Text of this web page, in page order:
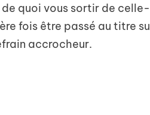
quoi vous sortir de
fois être passé au titre
accrocheur.